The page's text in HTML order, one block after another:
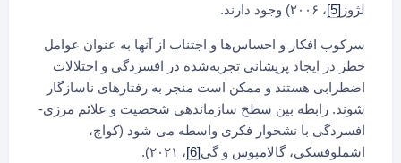
لژوز [5] ، ۲۰۰۶) وجود دارند.
سرکوب افکار و احساس‌ها و اجتناب از آنها به عنوان عوامل
خطر در ایجاد پریشانی تجربه‌شده در افسردگی و اختلالات
اضطرابی هستند و ممکن است منجر به رفتارهای ناسازگار
شوند. رابطه بین سطح سازماندهی شخصیت و علائم مرزی-
افسردگی با نشخوار فکری واسطه می شود (کواچ،
اشملوفسکی، گالامبوس و گی[6] ، ۲۰۲۱).